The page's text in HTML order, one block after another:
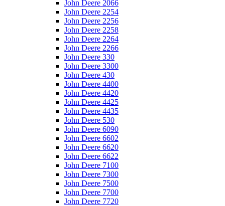
John Deere 2066
John Deere 2254
John Deere 2256
John Deere 2258
John Deere 2264
John Deere 2266
John Deere 330
John Deere 3300
John Deere 430
John Deere 4400
John Deere 4420
John Deere 4425
John Deere 4435
John Deere 530
John Deere 6090
John Deere 6602
John Deere 6620
John Deere 6622
John Deere 7100
John Deere 7300
John Deere 7500
John Deere 7700
John Deere 7720